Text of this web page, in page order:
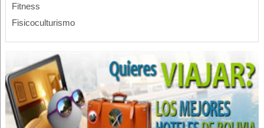
Fitness
Fisicoculturismo